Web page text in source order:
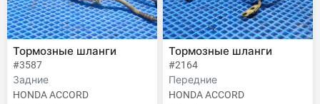
Тормозные шланги
#3587
Задние
HONDA ACCORD
Тормозные шланги
#2164
Передние
HONDA ACCORD